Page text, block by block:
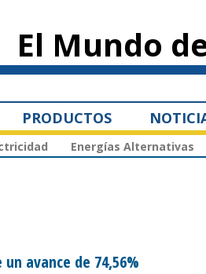
principal
El Mundo
PRODUCTOS
Energías Alternativas
avance de 74,56%